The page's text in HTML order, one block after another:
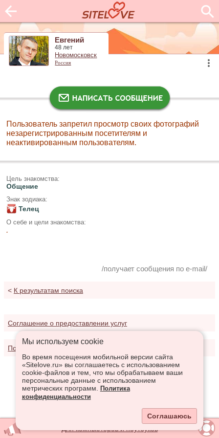
Евгений
48 лет
Новомосковск
Россия
Пользователь запретил просмотр своих фотографий
незарегистрированным посетителям и
неактивированным пользователям.
Цель знакомства:
Общение
Знак зодиака:
Телец
О себе и цели знакомства:
.
/получает сообщения по e-mail/
< К результатам поиска
Соглашение о предоставлении услуг
Политика конфиденциальности
Мы используем сookie
Во время посещения мобильной версии сайта
«Sitelove.ru» вы соглашаетесь с использованием
cookie-файлов и тем, что мы обрабатываем ваши
персональные данные с использованием
метрических программ.
Политика
конфиденциальности
Соглашаюсь
Для компьютеров и ноутбуков